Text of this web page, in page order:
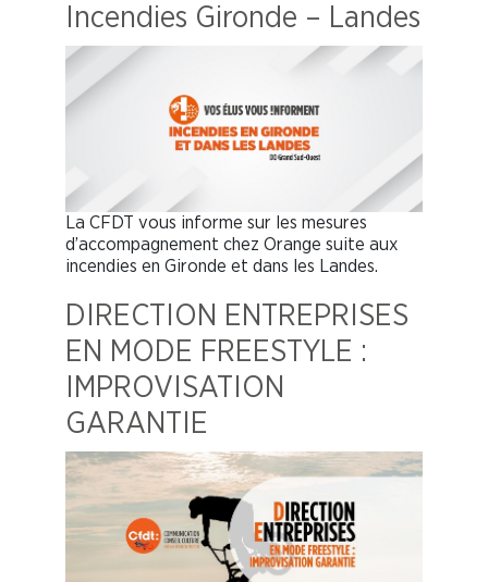
Incendies Gironde – Landes
La CFDT vous informe sur les mesures
d’accompagnement chez Orange suite aux
incendies en Gironde et dans les Landes.
DIRECTION ENTREPRISES
EN MODE FREESTYLE :
IMPROVISATION
GARANTIE